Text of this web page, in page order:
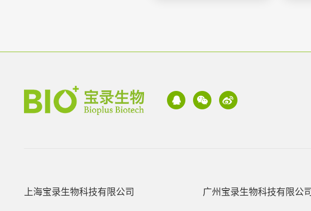
上海宝录生物科技有限公司 广州宝录生物科技有限公司